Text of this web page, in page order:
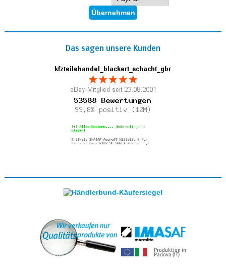
Das sagen unsere Kunden